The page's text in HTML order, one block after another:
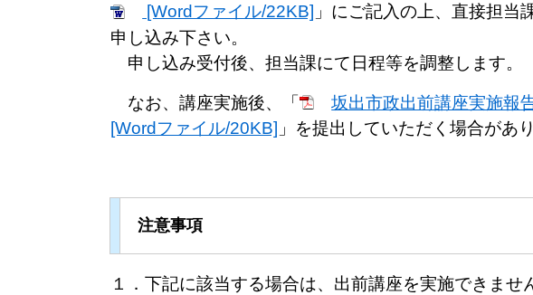
[Wordファイル/22KB] 」にご記入の上、直接担当
申し込み下さい。
申し込み受付後、担当課にて日程等を調整します。
なお、講座実施後、「
坂出市政出前講座実施報
[Wordファイル/20KB] 」を提出していただく場合があり
注意事項
１．下記に該当する場合は、出前講座を実施できませ